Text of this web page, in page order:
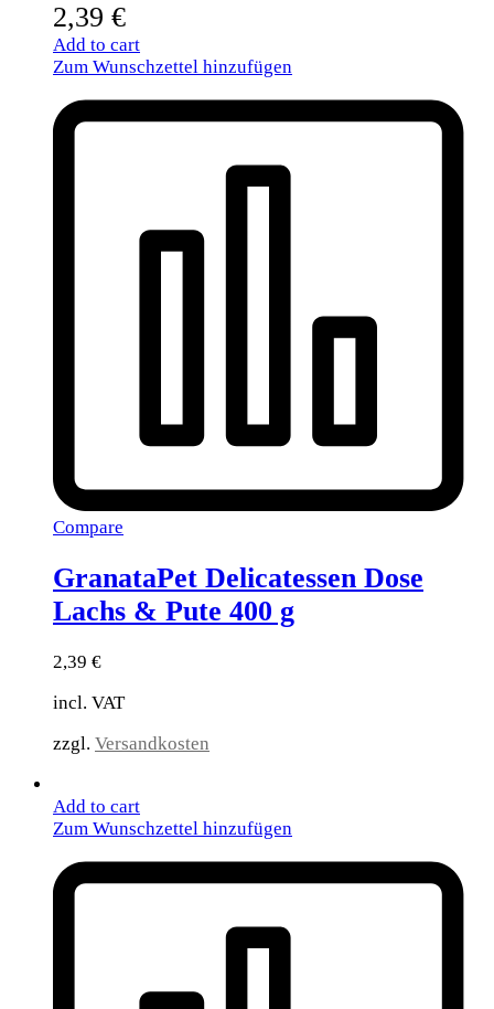
2,39 €
Add to cart
Zum Wunschzettel hinzufügen
Compare
GranataPet Delicatessen Dose
Lachs & Pute 400 g
2,39 €
incl. VAT
zzgl. Versandkosten
Add to cart
Zum Wunschzettel hinzufügen